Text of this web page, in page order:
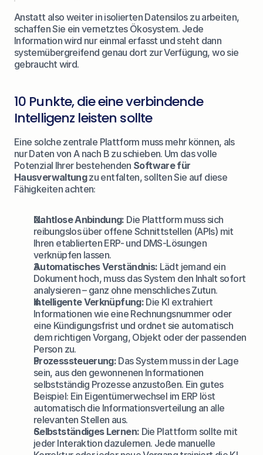
Anstatt also weiter in isolierten Datensilos zu arbeiten,
schaffen Sie ein vernetztes Ökosystem. Jede
Information wird nur einmal erfasst und steht dann
systemübergreifend genau dort zur Verfügung, wo sie
gebraucht wird.
10 Punkte, die eine verbindende
Intelligenz leisten sollte
Eine solche zentrale Plattform muss mehr können, als
nur Daten von A nach B zu schieben. Um das volle
Potenzial Ihrer bestehenden Software für
Hausverwaltung zu entfalten, sollten Sie auf diese
Fähigkeiten achten:
Nahtlose Anbindung: Die Plattform muss sich
reibungslos über offene Schnittstellen (APIs) mit
Ihren etablierten ERP- und DMS-Lösungen
verknüpfen lassen.
Automatisches Verständnis: Lädt jemand ein
Dokument hoch, muss das System den Inhalt sofort
analysieren – ganz ohne menschliches Zutun.
Intelligente Verknüpfung: Die KI extrahiert
Informationen wie eine Rechnungsnummer oder
eine Kündigungsfrist und ordnet sie automatisch
dem richtigen Vorgang, Objekt oder der passenden
Person zu.
Prozesssteuerung: Das System muss in der Lage
sein, aus den gewonnenen Informationen
selbstständig Prozesse anzustoßen. Ein gutes
Beispiel: Ein Eigentümerwechsel im ERP löst
automatisch die Informationsverteilung an alle
relevanten Stellen aus.
Selbstständiges Lernen: Die Plattform sollte mit
jeder Interaktion dazulernen. Jede manuelle